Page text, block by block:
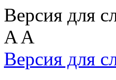
Версия для
A A
Версия для